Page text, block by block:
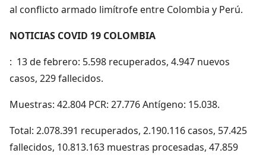
al conflicto armado limítrofe entre Colombia y Perú.
NOTICIAS COVID 19 COLOMBIA
: 13 de febrero: 5.598 recuperados, 4.947 nuevos
casos, 229 fallecidos.
Muestras: 42.804 PCR: 27.776 Antígeno: 15.038.
Total: 2.078.391 recuperados, 2.190.116 casos, 57.425
fallecidos, 10.813.163 muestras procesadas, 47.859